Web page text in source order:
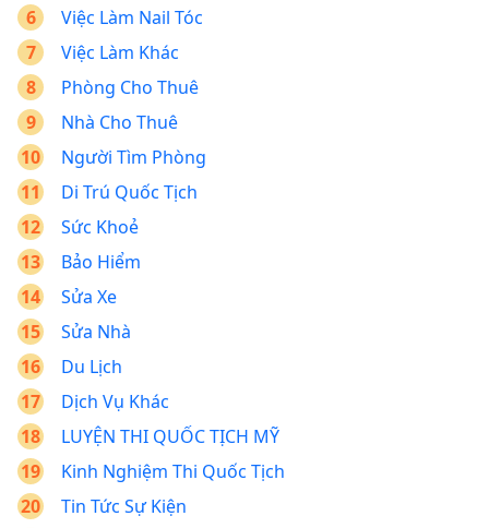
Việc Làm Nail Tóc
Việc Làm Khác
Phòng Cho Thuê
Nhà Cho Thuê
Người Tìm Phòng
Di Trú Quốc Tịch
Sức Khoẻ
Bảo Hiểm
Sửa Xe
Sửa Nhà
Du Lịch
Dịch Vụ Khác
LUYỆN THI QUỐC TỊCH MỸ
Kinh Nghiệm Thi Quốc Tịch
Tin Tức Sự Kiện